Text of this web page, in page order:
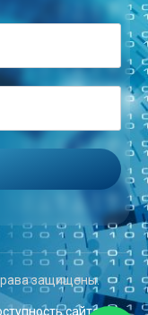
защищены.
сайта